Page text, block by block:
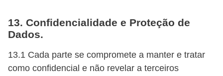
13. Confidencialidade e Proteção de
Dados.
13.1 Cada parte se compromete a manter e tratar
como confidencial e não revelar a terceiros